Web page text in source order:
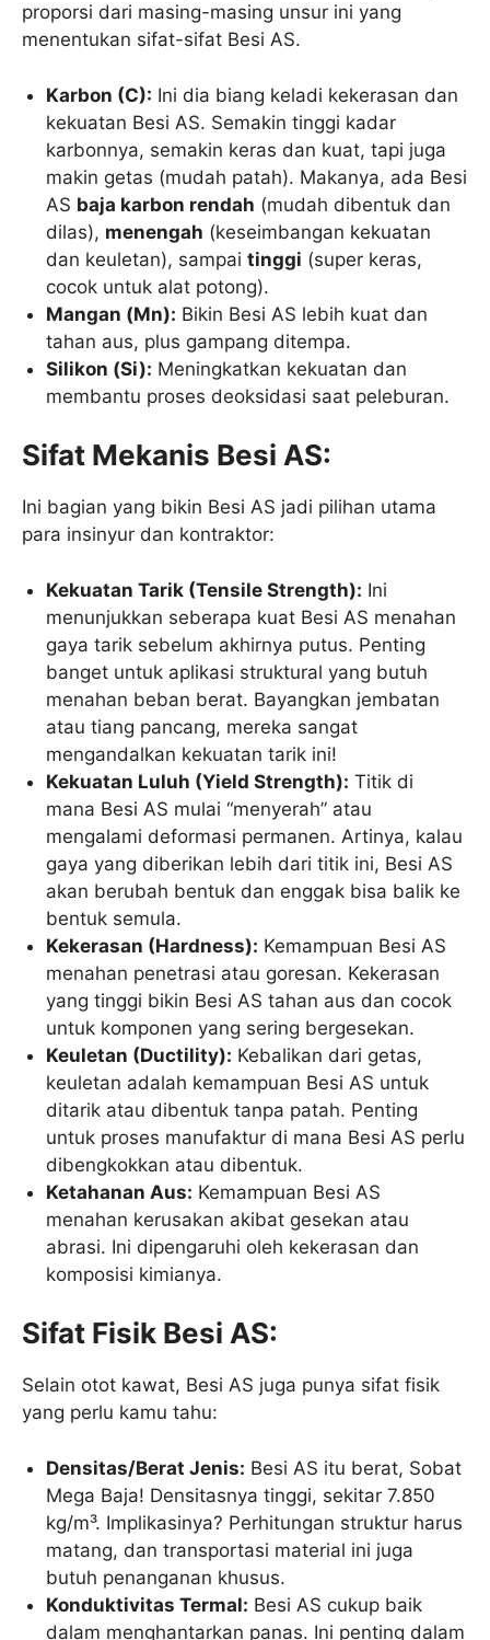
proporsi dari masing-masing unsur ini yang
menentukan sifat-sifat Besi AS.
Karbon (C): Ini dia biang keladi kekerasan dan
kekuatan Besi AS. Semakin tinggi kadar
karbonnya, semakin keras dan kuat, tapi juga
makin getas (mudah patah). Makanya, ada Besi
AS baja karbon rendah (mudah dibentuk dan
dilas), menengah (keseimbangan kekuatan
dan keuletan), sampaitinggi (super keras,
cocok untuk alat potong).
Mangan (Mn): Bikin Besi AS lebih kuat dan
tahan aus, plus gampang ditempa.
Silikon (Si): Meningkatkan kekuatan dan
membantu proses deoksidasi saat peleburan.
Sifat Mekanis Besi AS:
Ini bagian yang bikin Besi AS jadi pilihan utama
para insinyur dan kontraktor:
Kekuatan Tarik (Tensile Strength): Ini
menunjukkan seberapa kuat Besi AS menahan
gaya tarik sebelum akhirnya putus. Penting
banget untuk aplikasi struktural yang butuh
menahan beban berat. Bayangkan jembatan
atau tiang pancang, mereka sangat
mengandalkan kekuatan tarik ini!
Kekuatan Luluh (Yield Strength): Titik di
mana Besi AS mulai “menyerah” atau
mengalami deformasi permanen. Artinya, kalau
gaya yang diberikan lebih dari titik ini, Besi AS
akan berubah bentuk dan enggak bisa balik ke
bentuk semula.
Kekerasan (Hardness): Kemampuan Besi AS
menahan penetrasi atau goresan. Kekerasan
yang tinggi bikin Besi AS tahan aus dan cocok
untuk komponen yang sering bergesekan.
Keuletan (Ductility): Kebalikan dari getas,
keuletan adalah kemampuan Besi AS untuk
ditarik atau dibentuk tanpa patah. Penting
untuk proses manufaktur di mana Besi AS perlu
dibengkokkan atau dibentuk.
Ketahanan Aus: Kemampuan Besi AS
menahan kerusakan akibat gesekan atau
abrasi. Ini dipengaruhi oleh kekerasan dan
komposisi kimianya.
Sifat Fisik Besi AS:
Selain otot kawat, Besi AS juga punya sifat fisik
yang perlu kamu tahu:
Densitas/Berat Jenis: Besi AS itu berat, Sobat
Mega Baja! Densitasnya tinggi, sekitar 7.850
kg/m³. Implikasinya? Perhitungan struktur harus
matang, dan transportasi material ini juga
butuh penanganan khusus.
Konduktivitas Termal: Besi AS cukup baik
dalam menghantarkan panas. Ini penting dalam